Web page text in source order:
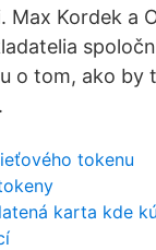
Max Kordek a
o tom, ako by
tokenu
karta kde